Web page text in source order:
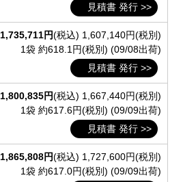
見積書 発行 >>
1,735,711円(税込) 1,607,140円(税別)
1袋 約618.1円(税別) (09/08出荷)
見積書 発行 >>
1,800,835円(税込) 1,667,440円(税別)
1袋 約617.6円(税別) (09/09出荷)
見積書 発行 >>
1,865,808円(税込) 1,727,600円(税別)
1袋 約617.0円(税別) (09/09出荷)